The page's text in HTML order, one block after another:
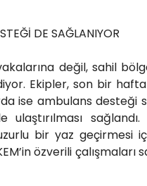
DE SAĞLANIYOR
değil, sahil
Ekipler, son bir
ise ambulans desteği
ulaştırılması
bir yaz geçirmesi
özverili